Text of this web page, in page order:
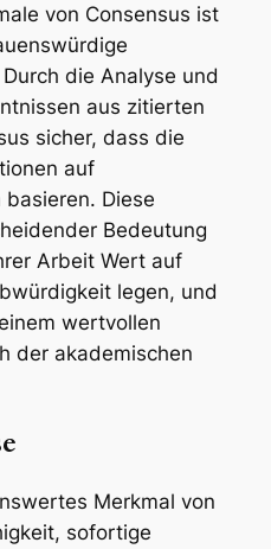
von Consensus ist
die Analyse und
aus zitierten
sicher, dass die
auf
basieren. Diese
Bedeutung
Arbeit Wert auf
legen, und
wertvollen
der akademischen
Merkmal von
sofortige